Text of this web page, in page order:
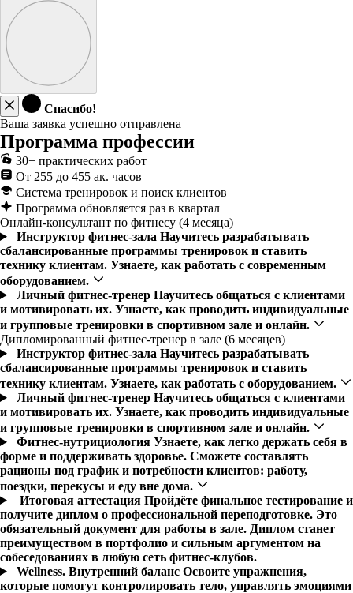
Спасибо!
Ваша заявка успешно отправлена
Программа профессии
30+ практических работ
От 255 до 455 ак. часов
Система тренировок и поиск клиентов
Программа обновляется раз в квартал
Онлайн-консультант по фитнесу (4 месяца)
Инструктор фитнес-зала Научитесь разрабатывать
сбалансированные программы тренировок и ставить
технику клиентам. Узнаете, как работать с современным
оборудованием.
Личный фитнес-тренер Научитесь общаться с клиентами
и мотивировать их. Узнаете, как проводить индивидуальные
и групповые тренировки в спортивном зале и онлайн.
Дипломированный фитнес-тренер в зале (6 месяцев)
Инструктор фитнес-зала Научитесь разрабатывать
сбалансированные программы тренировок и ставить
технику клиентам. Узнаете, как работать с оборудованием.
Личный фитнес-тренер Научитесь общаться с клиентами
и мотивировать их. Узнаете, как проводить индивидуальные
и групповые тренировки в спортивном зале и онлайн.
Фитнес-нутрициология Узнаете, как легко держать себя в
форме и поддерживать здоровье. Сможете составлять
рационы под график и потребности клиентов: работу,
поездки, перекусы и еду вне дома.
Итоговая аттестация Пройдёте финальное тестирование и
получите диплом о профессиональной переподготовке. Это
обязательный документ для работы в зале. Диплом станет
преимуществом в портфолио и сильным аргументом на
собеседованиях в любую сеть фитнес-клубов.
Wellness. Внутренний баланс Освоите упражнения,
которые помогут контролировать тело, управлять эмоциями